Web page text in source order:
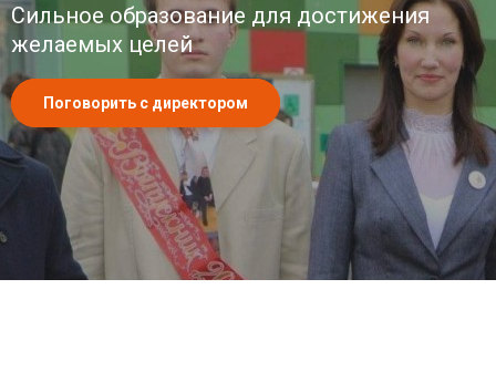
Сильное образование для достижения
желаемых целей
Поговорить с директором